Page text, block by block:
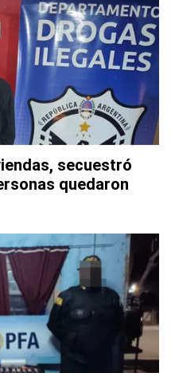
secuestró
quedaron